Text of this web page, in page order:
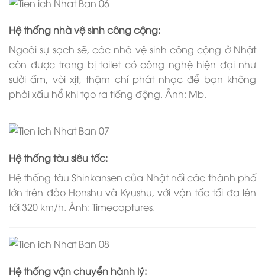
Hệ thống nhà vệ sinh công cộng:
Ngoài sự sạch sẽ, các nhà vệ sinh công cộng ở Nhật
còn được trang bị toilet có công nghệ hiện đại như
sưởi ấm, vòi xịt, thậm chí phát nhạc để bạn không
phải xấu hổ khi tạo ra tiếng động. Ảnh: Mb.
Hệ thống tàu siêu tốc:
Hệ thống tàu Shinkansen của Nhật nối các thành phố
lớn trên đảo Honshu và Kyushu, với vận tốc tối đa lên
tới 320 km/h. Ảnh: Timecaptures.
Hệ thống vận chuyển hành lý: